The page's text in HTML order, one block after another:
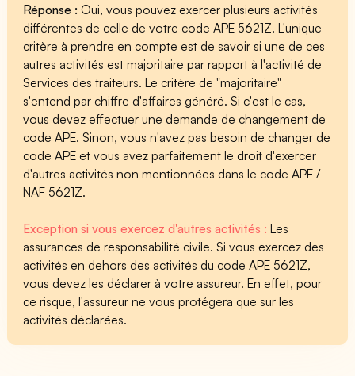
Réponse :Oui, vous pouvez exercer plusieurs activités
différentes de celle de votre code APE 5621Z. L'unique
critère à prendre en compte est de savoir si une de ces
autres activités est majoritaire par rapport à l'activité de
Services des traiteurs. Le critère de "majoritaire"
s'entend par chiffre d'affaires généré. Si c'est le cas,
vous devez effectuer une demande de changement de
code APE. Sinon, vous n'avez pas besoin de changer de
code APE et vous avez parfaitement le droit d'exercer
d'autres activités non mentionnées dans le code APE /
NAF 5621Z.
Exception si vous exercez d'autres activités :Les
assurances de responsabilité civile. Si vous exercez des
activités en dehors des activités du code APE 5621Z,
vous devez les déclarer à votre assureur. En effet, pour
ce risque, l'assureur ne vous protégera que sur les
activités déclarées.